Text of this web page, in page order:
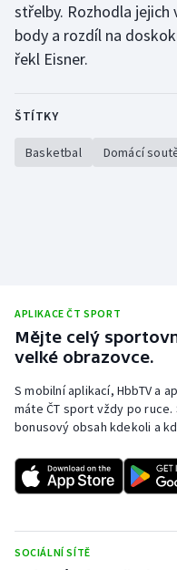
Lezení
Lyže a snowboard
Motorsport
Plážový volejbal
Ragby
Rychlobruslení
Short track
střelby. Rozhodla
body a rozdíl na
řekl Eisner.
ŠTÍTKY
Basketbal Domácí
APLIKACE ČT SPORT
Mějte celý
velké obrazovce.
S mobilní aplikací, HbbTV a
máte ČT sport vždy po
bonusový obsah kdekoli a
SOCIÁLNÍ SÍTĚ